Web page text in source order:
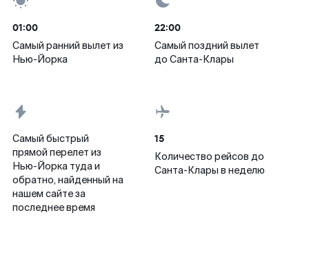
01:00
Самый ранний вылет из
Нью-Йорка
22:00
Самый поздний вылет
до Санта-Клары
Самый быстрый
прямой перелет из
Нью-Йорка туда и
обратно, найденный на
нашем сайте за
последнее время
15
Количество рейсов до
Санта-Клары в неделю